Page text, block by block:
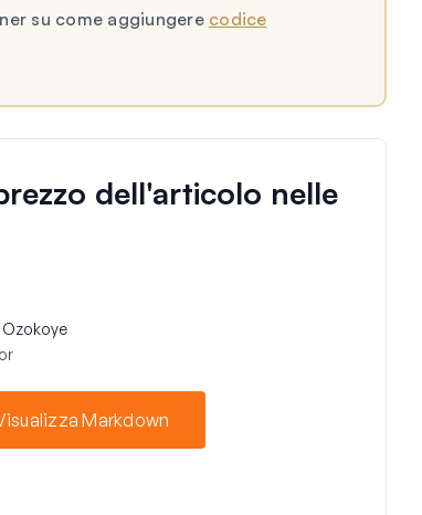
su come aggiungere codice
dell'articolo nelle
Ozokoye
Markdown